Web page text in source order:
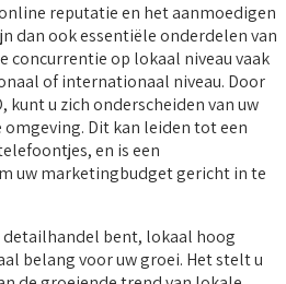
reputatie en het aanmoedigen
dan ook essentiële onderdelen van
concurrentie op lokaal niveau vaak
of internationaal niveau. Door
kunt u zich onderscheiden van uw
Dit kan leiden tot een
en is een
uw marketingbudget gericht in te
bent, lokaal hoog
belang voor uw groei. Het stelt u